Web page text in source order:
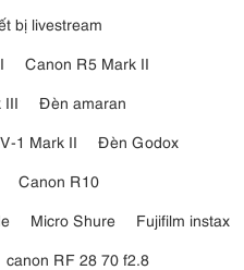
bị livestream
Canon R5 Mark II
III
Đèn amaran
1 Mark II
Đèn Godox
Canon R10
Micro Shure
Fujifilm instax
canon RF 28 70 f2.8